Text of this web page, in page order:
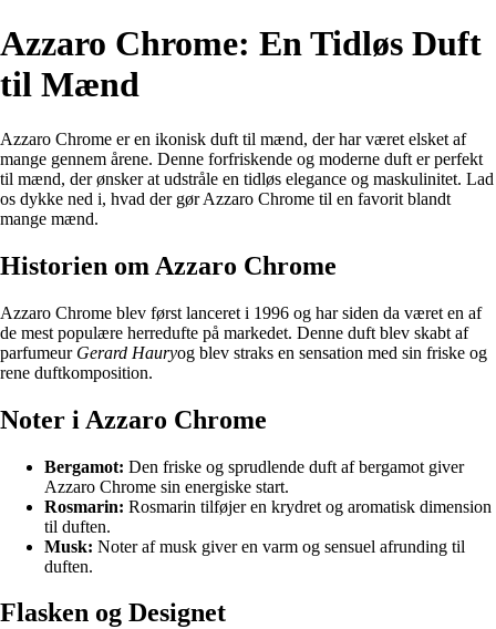
Azzaro Chrome: En Tidløs Duft
til Mænd
Azzaro Chrome er en ikonisk duft til mænd, der har været elsket af
mange gennem årene. Denne forfriskende og moderne duft er perfekt
til mænd, der ønsker at udstråle en tidløs elegance og maskulinitet. Lad
os dykke ned i, hvad der gør Azzaro Chrome til en favorit blandt
mange mænd.
Historien om Azzaro Chrome
Azzaro Chrome blev først lanceret i 1996 og har siden da været en af
de mest populære herredufte på markedet. Denne duft blev skabt af
parfumeur Gerard Hauryog blev straks en sensation med sin friske og
rene duftkomposition.
Noter i Azzaro Chrome
Bergamot: Den friske og sprudlende duft af bergamot giver
Azzaro Chrome sin energiske start.
Rosmarin: Rosmarin tilføjer en krydret og aromatisk dimension
til duften.
Musk: Noter af musk giver en varm og sensuel afrunding til
duften.
Flasken og Designet